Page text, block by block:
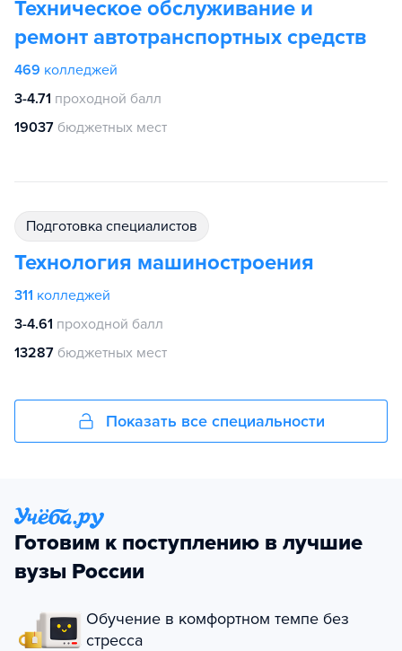
Техническое обслуживание и
ремонт автотранспортных средств
469 колледжей
3-4.71 проходной балл
19037 бюджетных мест
подготовка специалистов
Технология машиностроения
311 колледжей
3-4.61 проходной балл
13287 бюджетных мест
Показать все специальности
Готовим к поступлению в лучшие
вузы России
Обучение в комфортном темпе без
стресса